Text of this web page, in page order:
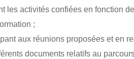
les activités confiées en fonction
;
aux réunions proposées et en
documents relatifs au